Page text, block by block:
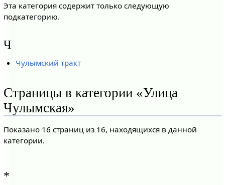
Эта категория содержит только следующую
подкатегорию.
Ч
Чулымский тракт
Страницы в категории «Улица
Чулымская»
Показано 16 страниц из 16, находящихся в данной
категории.
*